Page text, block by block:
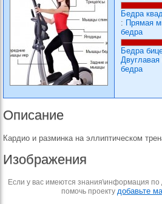
Бедра
: Прямая
бедра
Бедра
бедра
Описание
Кардио и разминка на эллиптическом
Изображения
Если у вас имеются знания\информация по
помочь проекту добавьте